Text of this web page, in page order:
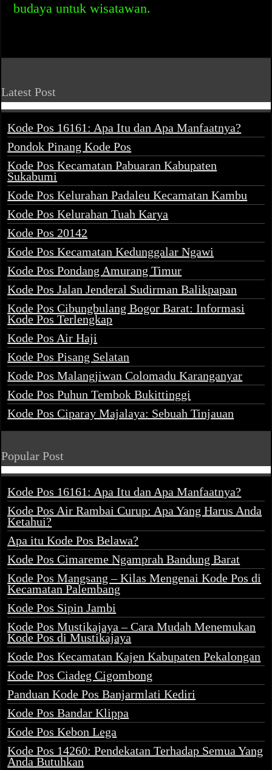
budaya untuk wisatawan.
Latest Post
Kode Pos 16161: Apa Itu dan Apa Manfaatnya?
Pondok Pinang Kode Pos
Kode Pos Kecamatan Pabuaran Kabupaten
Sukabumi
Kode Pos Kelurahan Padaleu Kecamatan Kambu
Kode Pos Kelurahan Tuah Karya
Kode Pos 20142
Kode Pos Kecamatan Kedunggalar Ngawi
Kode Pos Pondang Amurang Timur
Kode Pos Jalan Jenderal Sudirman Balikpapan
Kode Pos Cibungbulang Bogor Barat: Informasi
Kode Pos Terlengkap
Kode Pos Air Haji
Kode Pos Pisang Selatan
Kode Pos Malangjiwan Colomadu Karanganyar
Kode Pos Puhun Tembok Bukittinggi
Kode Pos Ciparay Majalaya: Sebuah Tinjauan
Popular Post
Kode Pos 16161: Apa Itu dan Apa Manfaatnya?
Kode Pos Air Rambai Curup: Apa Yang Harus Anda
Ketahui?
Apa itu Kode Pos Belawa?
Kode Pos Cimareme Ngamprah Bandung Barat
Kode Pos Mangsang – Kilas Mengenai Kode Pos di
Kecamatan Palembang
Kode Pos Sipin Jambi
Kode Pos Mustikajaya – Cara Mudah Menemukan
Kode Pos di Mustikajaya
Kode Pos Kecamatan Kajen Kabupaten Pekalongan
Kode Pos Ciadeg Cigombong
Panduan Kode Pos Banjarmlati Kediri
Kode Pos Bandar Klippa
Kode Pos Kebon Lega
Kode Pos 14260: Pendekatan Terhadap Semua Yang
Anda Butuhkan